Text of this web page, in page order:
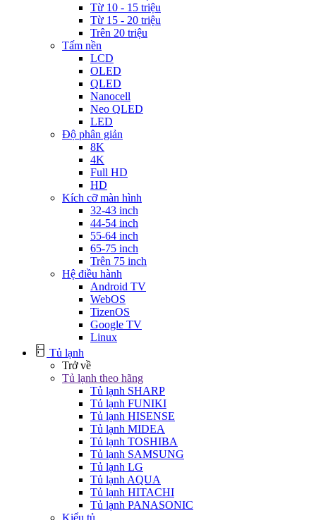
Từ 10 - 15 triệu
Từ 15 - 20 triệu
Trên 20 triệu
Tấm nền
LCD
OLED
QLED
Nanocell
Neo QLED
LED
Độ phân giản
8K
4K
Full HD
HD
Kích cỡ màn hình
32-43 inch
44-54 inch
55-64 inch
65-75 inch
Trên 75 inch
Hệ điều hành
Android TV
WebOS
TizenOS
Google TV
Linux
Tủ lạnh
Trở về
Tủ lạnh theo hãng
Tủ lạnh SHARP
Tủ lạnh FUNIKI
Tủ lạnh HISENSE
Tủ lạnh MIDEA
Tủ lạnh TOSHIBA
Tủ lạnh SAMSUNG
Tủ lạnh LG
Tủ lạnh AQUA
Tủ lạnh HITACHI
Tủ lạnh PANASONIC
Kiểu tủ